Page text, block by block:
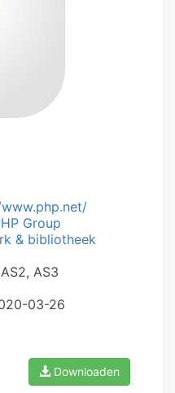
Group
& bibliotheek
AS3
03-26
Downloaden